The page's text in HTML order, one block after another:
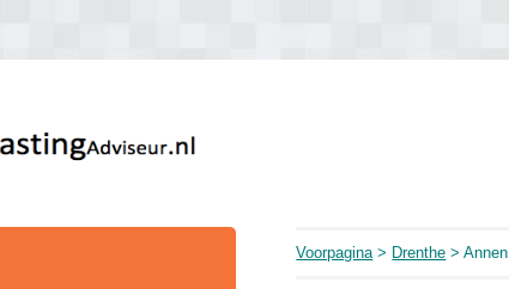
Voorpagina> Drenthe > Annen